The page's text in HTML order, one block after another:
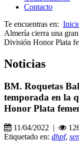
Contacto
Te encuentras en:
Almería cierra una
División Honor Plata
Noticias
BM. Roquetas
temporada en la
Honor Plata
11/04/2022 |
Etiquetado en: dhpf,